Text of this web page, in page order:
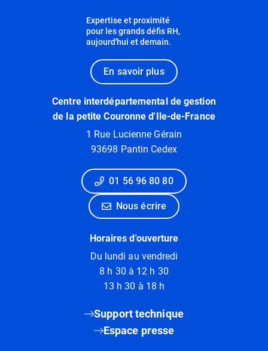
Expertise et proximité
pour les grands défis RH,
aujourd'hui et demain.
En savoir plus
Centre interdépartemental de gestion
de la petite Couronne d'Ile-de-France
1 Rue Lucienne Gérain
93698 Pantin Cedex
01 56 96 80 80
Nous écrire
Horaires d'ouverture
Du lundi au vendredi
8 h 30 à 12 h 30
13 h 30 à 18 h
Support technique
Espace presse